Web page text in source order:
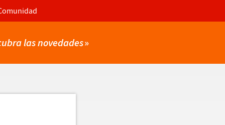
las novedades»